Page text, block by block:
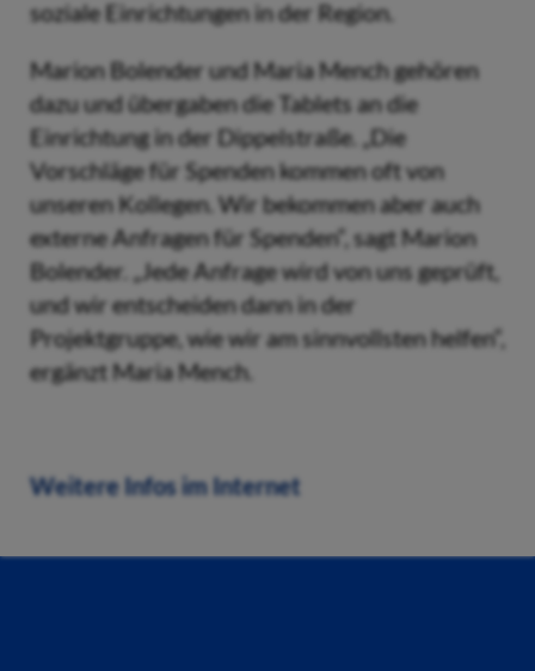
soziale Einrichtungen in der Region.
Marion Bolender und Maria Mench gehören
dazu und übergaben die Tablets an die
Einrichtung in der Dippelstraße. „Die
Vorschläge für Spenden kommen oft von
unseren Kollegen. Wir bekommen aber auch
externe Anfragen für Spenden“, sagt Marion
Bolender. „Jede Anfrage wird von uns geprüft,
und wir entscheiden dann in der
Projektgruppe, wie wir am sinnvollsten helfen“,
ergänzt Maria Mench.
Weitere Infos im Internet